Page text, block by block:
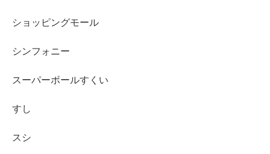
ショッピングモール
シンフォニー
スーパーボールすくい
すし
スシ